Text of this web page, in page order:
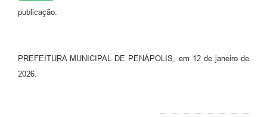
publicação.
PREFEITURA MUNICIPAL DE PENÁPOLIS, em 12 de janeiro de
2026.